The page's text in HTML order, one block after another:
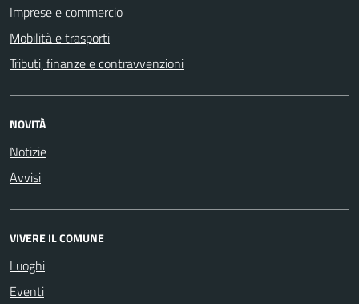
Imprese e commercio
Mobilità e trasporti
Tributi, finanze e contravvenzioni
NOVITÀ
Notizie
Avvisi
VIVERE IL COMUNE
Luoghi
Eventi